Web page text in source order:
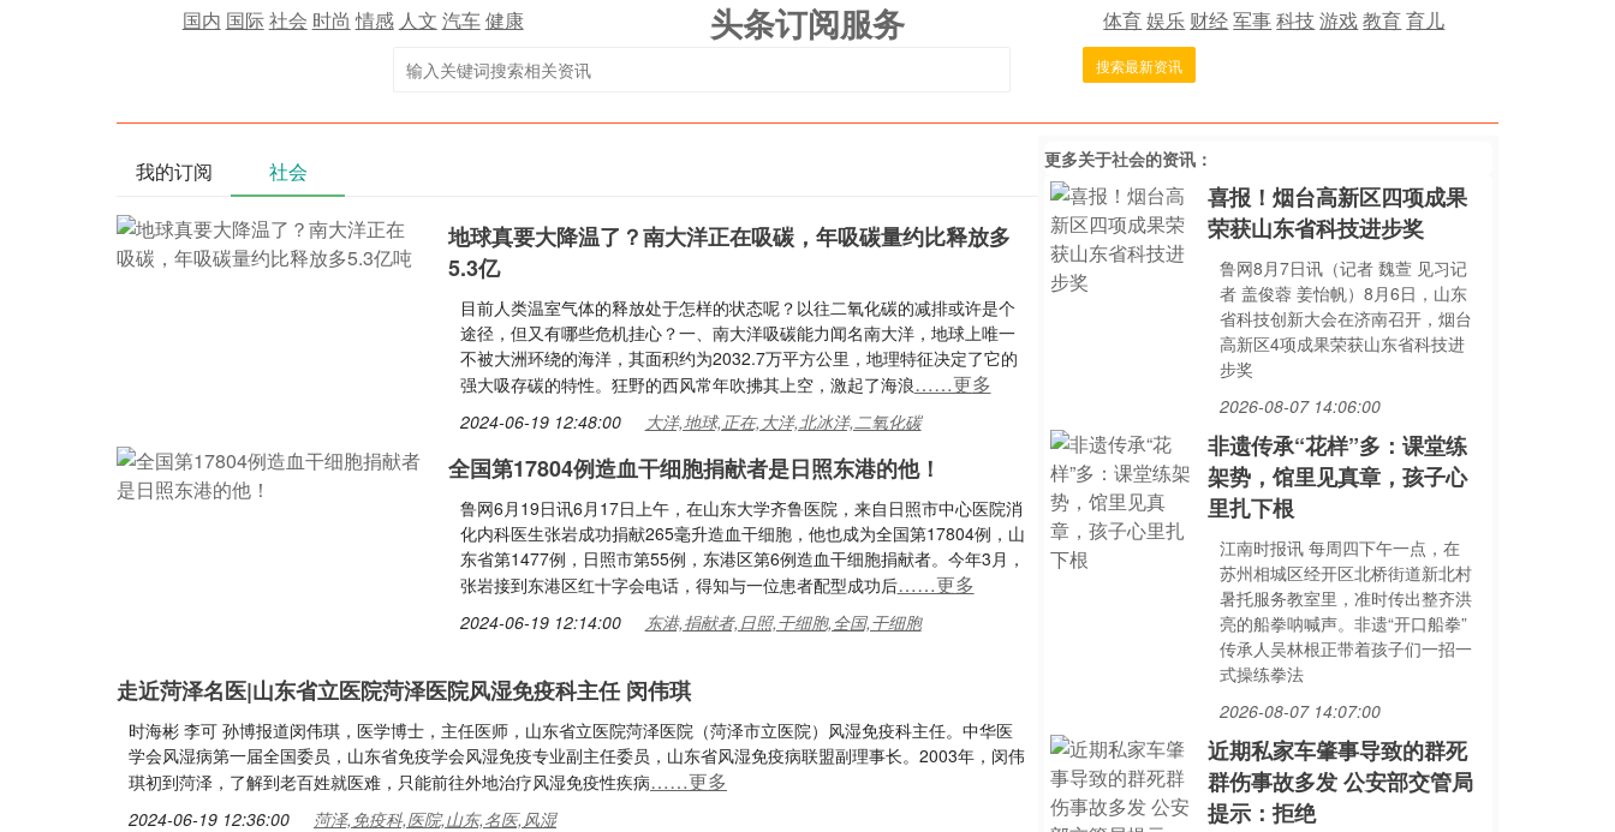
国内 国际社会 时尚 情感 人文 汽车健康 头条订阅服务 体育娱乐 财经军事科技游戏教育育儿
搜索最新资讯
我的订阅 社会
地球真要大降温了？南大洋正在吸碳，年吸碳量约比释放多
5.3亿
目前人类温室气体的释放处于怎样的状态呢？以往二氧化碳的减排或许是个
途径，但又有哪些危机挂心？一、南大洋吸碳能力闻名南大洋，地球上唯一
不被大洲环绕的海洋，其面积约为2032.7万平方公里，地理特征决定了它的
强大吸存碳的特性。狂野的西风常年吹拂其上空，激起了海浪……更多
2024-06-19 12:48:00 大洋,地球,正在,大洋,北冰洋,二氧化碳
全国第17804例造血干细胞捐献者是日照东港的他！
鲁网6月19日讯6月17日上午，在山东大学齐鲁医院，来自日照市中心医院消
化内科医生张岩成功捐献265毫升造血干细胞，他也成为全国第17804例，山
东省第1477例，日照市第55例，东港区第6例造血干细胞捐献者。今年3月，
张岩接到东港区红十字会电话，得知与一位患者配型成功后……更多
2024-06-19 12:14:00 东港,捐献者,日照,干细胞,全国,干细胞
走近菏泽名医|山东省立医院菏泽医院风湿免疫科主任 闵伟琪
时海彬 李可 孙博报道闵伟琪，医学博士，主任医师，山东省立医院菏泽医院（菏泽市立医院）风湿免疫科主任。中华医
学会风湿病第一届全国委员，山东省免疫学会风湿免疫专业副主任委员，山东省风湿免疫病联盟副理事长。2003年，闵伟
琪初到菏泽，了解到老百姓就医难，只能前往外地治疗风湿免疫性疾病……更多
2024-06-19 12:36:00 菏泽,免疫科,医院,山东,名医,风湿
更多关于社会的资讯：
喜报！烟台高新区四项成果
荣获山东省科技进步奖
鲁网8月7日讯（记者 魏萱 见习记
者 盖俊蓉 姜怡帆）8月6日，山东
省科技创新大会在济南召开，烟台
高新区4项成果荣获山东省科技进
步奖
2026-08-07 14:06:00
非遗传承“花样”多：课堂练
架势，馆里见真章，孩子心
里扎下根
江南时报讯 每周四下午一点，在
苏州相城区经开区北桥街道新北村
暑托服务教室里，准时传出整齐洪
亮的船拳呐喊声。非遗“开口船拳”
传承人吴林根正带着孩子们一招一
式操练拳法
2026-08-07 14:07:00
近期私家车肇事导致的群死
群伤事故多发 公安部交管局
提示：拒绝